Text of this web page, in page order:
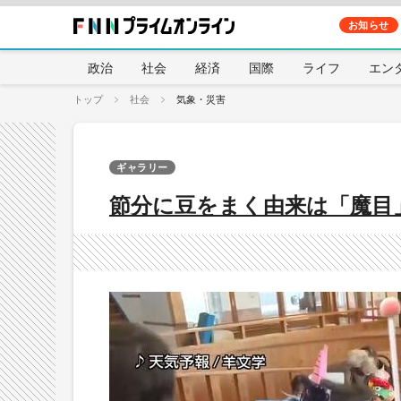
お知らせ
政治 社会 経済 国際 ライフ エン
トップ 社会 気象・災害
節分に豆をまく由来は「魔
ギャラリー